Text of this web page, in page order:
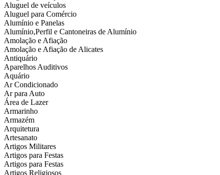
Aluguel de veículos
Aluguel para Comércio
Alumínio e Panelas
Alumínio,Perfil e Cantoneiras de Alumínio
Amolação e Afiação
Amolação e Afiação de Alicates
Antiquário
Aparelhos Auditivos
Aquário
Ar Condicionado
Ar para Auto
Área de Lazer
Armarinho
Armazém
Arquitetura
Artesanato
Artigos Militares
Artigos para Festas
Artigos para Festas
Artigos Religiosos